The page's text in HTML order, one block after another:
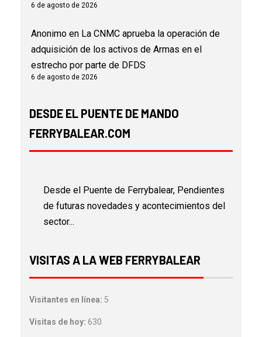
6 de agosto de 2026
Anonimo en La CNMC aprueba la operación de
adquisición de los activos de Armas en el
estrecho por parte de DFDS
6 de agosto de 2026
DESDE EL PUENTE DE MANDO
FERRYBALEAR.COM
Desde el Puente de Ferrybalear, Pendientes
de futuras novedades y acontecimientos del
sector...
VISITAS A LA WEB FERRYBALEAR
Visitantes en línea: 5
Visitas de hoy: 630